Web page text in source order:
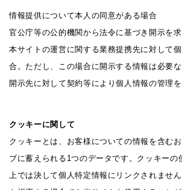
情報提供について本人の同意がある場合
官公庁等の公的機関から法令に基づき開示を
本サイトの運営に関する業務提携先に対して
合。ただし、この場合に開示する情報は必要な
開示先に対して契約等により個人情報の管理を
クッキーに関して
クッキーとは、お客様についての情報を含む
ブに蓄えられる1つのデータです。クッキーの
上では決して個人特定情報にリンクされませ